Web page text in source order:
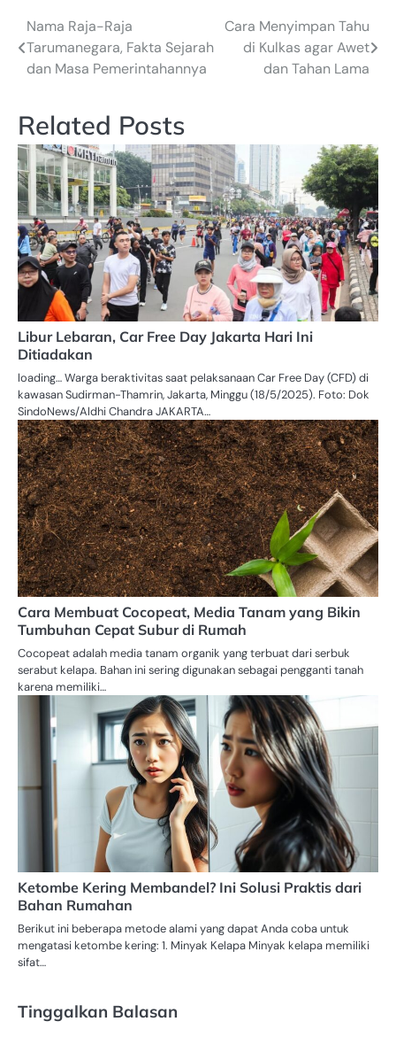
Navigasi
pos
Nama Raja-Raja
Tarumanegara, Fakta Sejarah
dan Masa Pemerintahannya
Cara Menyimpan Tahu
di Kulkas agar Awet
dan Tahan Lama
Related Posts
Libur Lebaran, Car Free Day Jakarta Hari Ini
Ditiadakan
loading… Warga beraktivitas saat pelaksanaan Car Free Day (CFD) di
kawasan Sudirman-Thamrin, Jakarta, Minggu (18/5/2025). Foto: Dok
SindoNews/Aldhi Chandra JAKARTA…
Cara Membuat Cocopeat, Media Tanam yang Bikin
Tumbuhan Cepat Subur di Rumah
Cocopeat adalah media tanam organik yang terbuat dari serbuk
serabut kelapa. Bahan ini sering digunakan sebagai pengganti tanah
karena memiliki…
Ketombe Kering Membandel? Ini Solusi Praktis dari
Bahan Rumahan
Berikut ini beberapa metode alami yang dapat Anda coba untuk
mengatasi ketombe kering: 1. Minyak Kelapa Minyak kelapa memiliki
sifat…
Tinggalkan Balasan